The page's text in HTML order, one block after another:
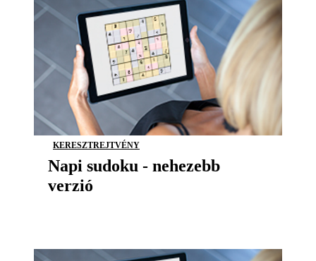
KERESZTREJTVÉNY
Napi sudoku - nehezebb
verzió